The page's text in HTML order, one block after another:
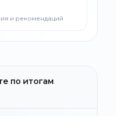
и рекомендаций
по итогам